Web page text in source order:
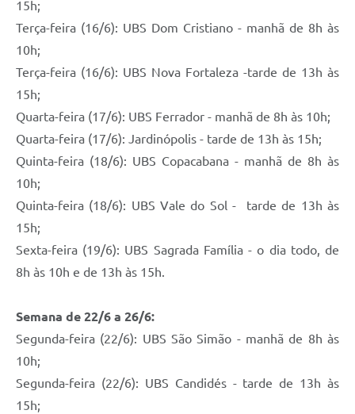
15h;
Terça-feira (16/6): UBS Dom Cristiano - manhã de 8h às
10h;
Terça-feira (16/6): UBS Nova Fortaleza -tarde de 13h às
15h;
Quarta-feira (17/6): UBS Ferrador - manhã de 8h às 10h;
Quarta-feira (17/6): Jardinópolis - tarde de 13h às 15h;
Quinta-feira (18/6): UBS Copacabana - manhã de 8h às
10h;
Quinta-feira (18/6): UBS Vale do Sol - tarde de 13h às
15h;
Sexta-feira (19/6): UBS Sagrada Família - o dia todo, de
8h às 10h e de 13h às 15h.
Semana de 22/6 a 26/6:
Segunda-feira (22/6): UBS São Simão - manhã de 8h às
10h;
Segunda-feira (22/6): UBS Candidés - tarde de 13h às
15h;